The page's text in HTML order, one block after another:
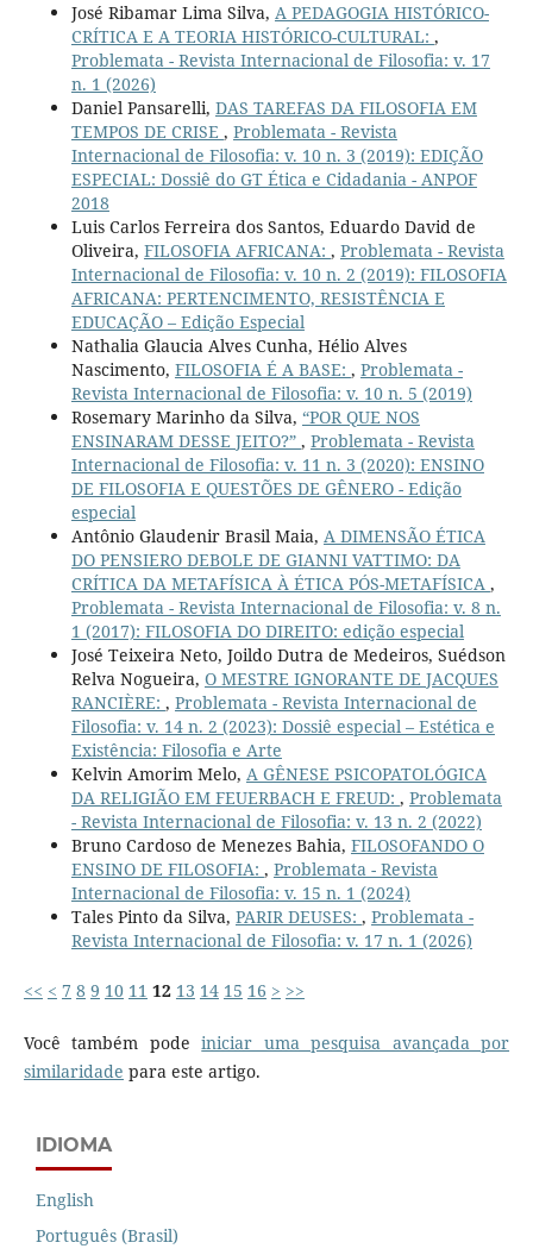
José Ribamar Lima Silva, A PEDAGOGIA HISTÓRICO-
CRÍTICA E A TEORIA HISTÓRICO-CULTURAL: ,
Problemata - Revista Internacional de Filosofia: v. 17
n. 1 (2026)
Daniel Pansarelli, DAS TAREFAS DA FILOSOFIA EM
TEMPOS DE CRISE , Problemata - Revista
Internacional de Filosofia: v. 10 n. 3 (2019): EDIÇÃO
ESPECIAL: Dossiê do GT Ética e Cidadania - ANPOF
2018
Luis Carlos Ferreira dos Santos, Eduardo David de
Oliveira, FILOSOFIA AFRICANA: , Problemata - Revista
Internacional de Filosofia: v. 10 n. 2 (2019): FILOSOFIA
AFRICANA: PERTENCIMENTO, RESISTÊNCIA E
EDUCAÇÃO – Edição Especial
Nathalia Glaucia Alves Cunha, Hélio Alves
Nascimento, FILOSOFIA É A BASE: , Problemata -
Revista Internacional de Filosofia: v. 10 n. 5 (2019)
Rosemary Marinho da Silva, “POR QUE NOS
ENSINARAM DESSE JEITO?” , Problemata - Revista
Internacional de Filosofia: v. 11 n. 3 (2020): ENSINO
DE FILOSOFIA E QUESTÕES DE GÊNERO - Edição
especial
Antônio Glaudenir Brasil Maia, A DIMENSÃO ÉTICA
DO PENSIERO DEBOLE DE GIANNI VATTIMO: DA
CRÍTICA DA METAFÍSICA À ÉTICA PÓS-METAFÍSICA ,
Problemata - Revista Internacional de Filosofia: v. 8 n.
1 (2017): FILOSOFIA DO DIREITO: edição especial
José Teixeira Neto, Joildo Dutra de Medeiros, Suédson
Relva Nogueira, O MESTRE IGNORANTE DE JACQUES
RANCIÈRE: , Problemata - Revista Internacional de
Filosofia: v. 14 n. 2 (2023): Dossiê especial – Estética e
Existência: Filosofia e Arte
Kelvin Amorim Melo, A GÊNESE PSICOPATOLÓGICA
DA RELIGIÃO EM FEUERBACH E FREUD: , Problemata
- Revista Internacional de Filosofia: v. 13 n. 2 (2022)
Bruno Cardoso de Menezes Bahia, FILOSOFANDO O
ENSINO DE FILOSOFIA: , Problemata - Revista
Internacional de Filosofia: v. 15 n. 1 (2024)
Tales Pinto da Silva, PARIR DEUSES: , Problemata -
Revista Internacional de Filosofia: v. 17 n. 1 (2026)
<< < 7 8 9 10 11 12 13 14 15 16 > >>
Você também podeiniciar uma pesquisa avançada por
similaridade para este artigo.
IDIOMA
English
Português (Brasil)